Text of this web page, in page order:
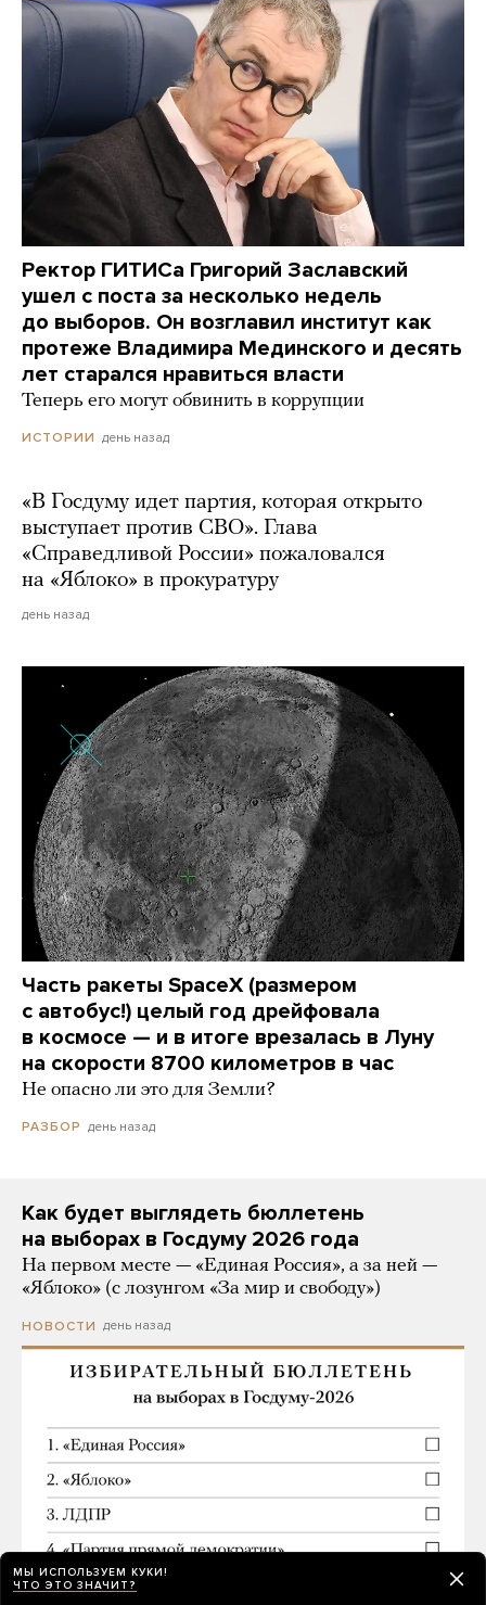
Ректор ГИТИСа Григорий Заславский
ушел с поста за несколько недель
до выборов. Он возглавил институт как
протеже Владимира Мединского и десять
лет старался нравиться власти
Теперь его могут обвинить в коррупции
ИСТОРИИ день назад
«В Госдуму идет партия, которая открыто
выступает против СВО». Глава
«Справедливой России» пожаловался
на «Яблоко» в прокуратуру
день назад
Часть ракеты SpaceX (размером
с автобус!) целый год дрейфовала
в космосе — и в итоге врезалась в Луну
на скорости 8700 километров в час
Не опасно ли это для Земли?
РАЗБОР день назад
Как будет выглядеть бюллетень
на выборах в Госдуму 2026 года
На первом месте — «Единая Россия», а за ней —
«Яблоко» (с лозунгом «За мир и свободу»)
НОВОСТИ день назад
МЫ ИСПОЛЬЗУЕМ КУКИ!
ЧТО ЭТО ЗНАЧИТ?